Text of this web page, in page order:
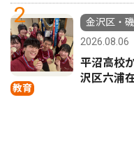
2
教育
金沢区・
2026.08.06
平沼高校
沢区六浦